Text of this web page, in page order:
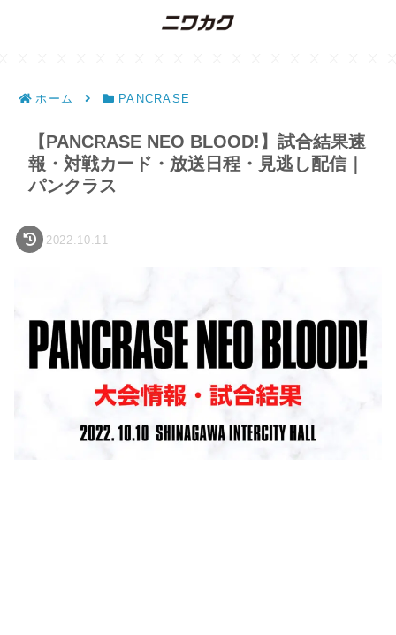
ホーム PANCRASE
【PANCRASE NEO BLOOD!】試合結果速
報・対戦カード・放送日程・見逃し配信｜
パンクラス
2022.10.11